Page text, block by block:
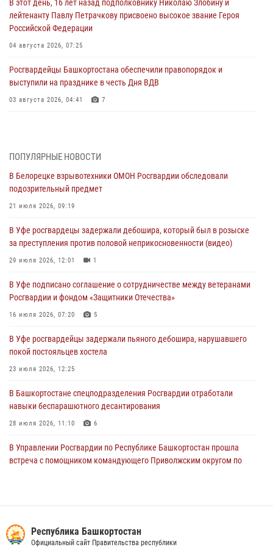
В этот день, 16 лет назад подполковнику Николаю Злобину и
лейтенанту Павлу Петрачкову присвоено высокое звание Героя
Российской Федерации
04 августа 2026, 07:25
Росгвардейцы Башкортостана обеспечили правопорядок и
выступили на празднике в честь Дня ВДВ
03 августа 2026, 04:41 7
03 августа 2026, 04:30 8
В Башкирии росгвардейцы провели волейбольный турнир на
открытом воздухе
03 августа 2026, 04:29
В Уфе росгвардейцы по горячим следам задержали
подозреваемого в открытом хищении из аптеки (видео)
03 августа 2026, 04:15
Начальник отделения учёта и комплектования Росгвардии
Башкортостана ответил на вопросы граждан
30 июля 2026, 12:54
В Уфе росгвардецы задержали дебошира, который был в розыске
за преступления против половой неприкосновенности (видео)
29 июля 2026, 12:01
ПОПУЛЯРНЫЕ НОВОСТИ
В Белорецке взрывотехники ОМОН Росгвардии обследовали
подозрительный предмет
21 июля 2026, 09:19
В Уфе росгвардецы задержали дебошира, который был в розыске
за преступления против половой неприкосновенности (видео)
29 июля 2026, 12:01 1
В Уфе подписано соглашение о сотрудничестве между ветеранами
Росгвардии и фондом «Защитники Отечества»
16 июля 2026, 07:20 5
В Уфе росгвардейцы задержали пьяного дебошира, нарушавшего
покой постояльцев хостела
23 июля 2026, 12:25
В Башкортостане спецподразделения Росгвардии отработали
навыки беспарашютного десантирования
28 июля 2026, 11:10 6
В Управлении Росгвардии по Республике Башкортостан прошла
встреча с помощником командующего Приволжским округом по
нарушителя после сообщения об угрозе с оружием
13 июля 2026, 06:03
Республика Башкортостан
Официальный сайт Правительства республики